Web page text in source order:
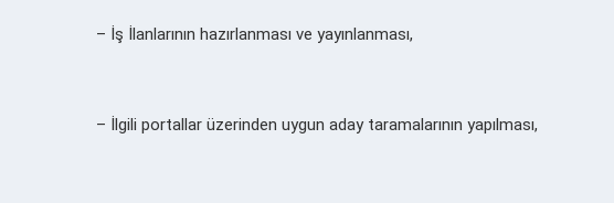
– İş İlanlarının hazırlanması ve yayınlanması,
– İlgili portallar üzerinden uygun aday taramalarının yapılması,